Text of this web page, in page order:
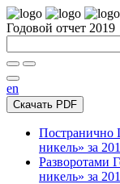
Годовой отчет 2019
en
Скачать PDF
Постранично
никель» за
Разворотами
никель» за